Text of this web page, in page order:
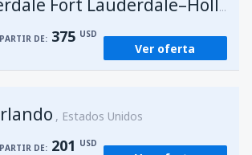
Fort Lauderdale Fort Lauderdale–Hollywood Intl Airport
DE: 375 USD
Ver oferta
Estados Unidos
DE: 201 USD